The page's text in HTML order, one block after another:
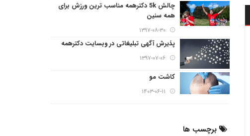
چالش 5k دکترهمه مناسب ترین ورزش برای
همه سنین
۱۳۹۷-۰۸-۳۰
پذیرش آگهی تبلیغاتی در وبسایت دکترهمه
۱۳۹۷-۰۷-۰۶
کاشت مو
۱۴۰۳-۰۶-۱۱
برچسب ها